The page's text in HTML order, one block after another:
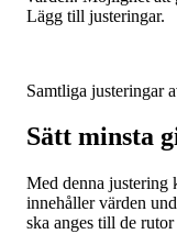
Lägg till justeringar.
Samtliga justeringar
Sätt minsta
Med denna justering
innehåller värden
ska anges till de